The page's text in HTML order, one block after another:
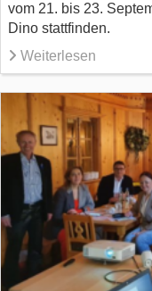
vom 21. bis 23.
Dino stattfinden.
Weiterlesen